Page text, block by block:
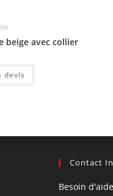
beige avec collier
devis
Contact
Besoin